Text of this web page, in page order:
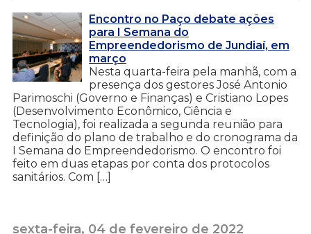
Encontro no Paço debate ações
para I Semana do
Empreendedorismo de Jundiaí, em
março
Nesta quarta-feira pela manhã, com a
presença dos gestores José Antonio
Parimoschi (Governo e Finanças) e Cristiano Lopes
(Desenvolvimento Econômico, Ciência e
Tecnologia), foi realizada a segunda reunião para
definição do plano de trabalho e do cronograma da
I Semana do Empreendedorismo. O encontro foi
feito em duas etapas por conta dos protocolos
sanitários. Com […]
sexta-feira, 04 de fevereiro de 2022